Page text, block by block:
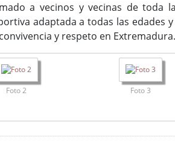
a vecinos y vecinas de
adaptada a todas las edades
y respeto en Extremadura.
Foto 2 Foto 3